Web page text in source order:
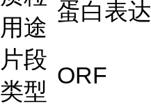
用途
蛋白表达
片段
类型
ORF